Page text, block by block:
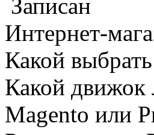
Записан
Интернет-
Какой
Какой движок
Magento или